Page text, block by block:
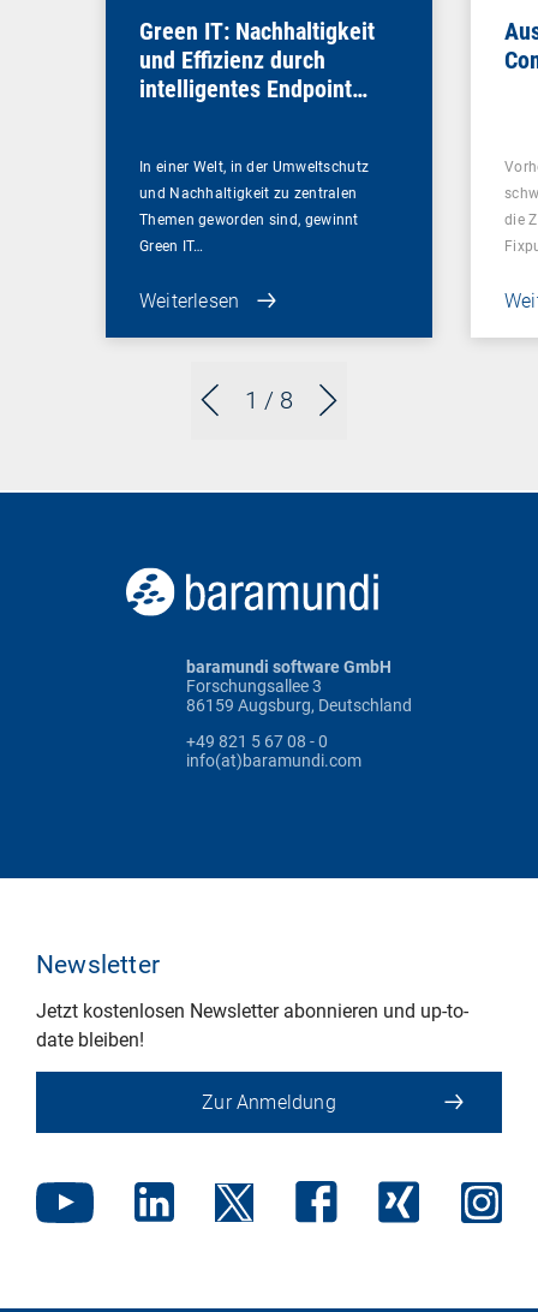
1 / 8
Green IT: Nachhaltigkeit
und Effizienz durch
intelligentes Endpoint
In einer Welt, in der Umweltschutz
und Nachhaltigkeit zu zentralen
Themen geworden sind, gewinnt
Green IT…
Weiterlesen
die
baramundi software GmbH
Forschungsallee 3
86159 Augsburg, Deutschland
+49 821 5 67 08 - 0
info(at)baramundi.com
Newsletter
Jetzt kostenlosen Newsletter abonnieren und up-to-
date bleiben!
Zur Anmeldung